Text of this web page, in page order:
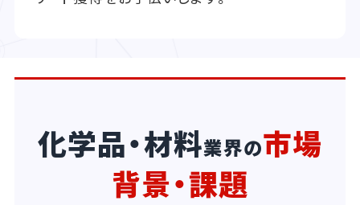
化学品・材料業界の市場
背景・課題